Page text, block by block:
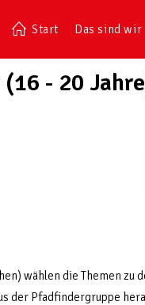
Start Das sind wir
- 20
wählen die Themen
der Pfadfindergruppe